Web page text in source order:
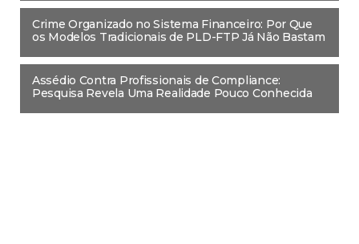
Crime Organizado no Sistema Financeiro: Por Que
os Modelos Tradicionais de PLD-FTP Já Não Bastam
Assédio Contra Profissionais de Compliance:
Pesquisa Revela Uma Realidade Pouco Conhecida